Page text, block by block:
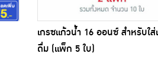
เกรซแก้วน้ำ 16 ออนซ์ สำหรับใส่
ดื่ม (แพ็ก 5 ใบ)